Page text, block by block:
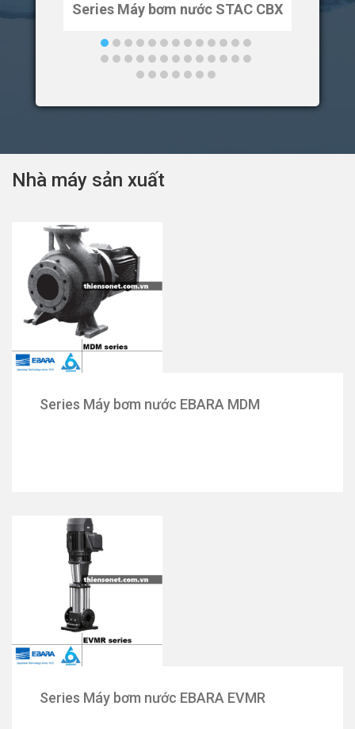
Series Máy bơm nước STAC CBX
Nhà máy sản xuất
Series Máy bơm nước EBARA MDM
Series Máy bơm nước EBARA EVMR